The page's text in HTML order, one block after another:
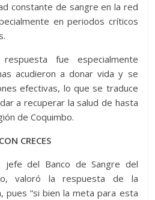
constante de sangre en la red
en periodos críticos
fue especialmente
acudieron a donar vida y se
efectivas, lo que se traduce
a recuperar la salud de hasta
de Coquimbo.
CRECES
jefe del Banco de Sangre del
valoró la respuesta de la
pues “si bien la meta para esta